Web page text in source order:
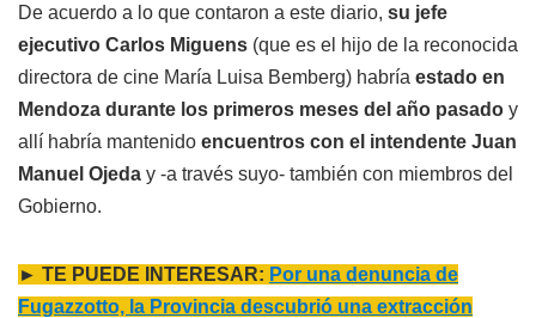
De acuerdo a lo que contaron a este diario, su jefe
ejecutivo Carlos Miguens (que es el hijo de la reconocida
directora de cine María Luisa Bemberg) habría estado en
Mendoza durante los primeros meses del año pasado y
allí habría mantenido encuentros con el intendente Juan
Manuel Ojeda y -a través suyo- también con miembros del
Gobierno.
► TE PUEDE INTERESAR: Por una denuncia de
Fugazzotto, la Provincia descubrió una extracción